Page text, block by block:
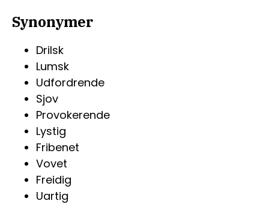
Synonymer
Drilsk
Lumsk
Udfordrende
Sjov
Provokerende
Lystig
Fribenet
Vovet
Freidig
Uartig